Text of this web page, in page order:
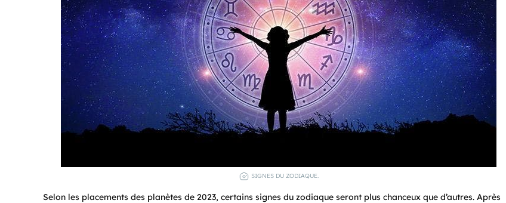
SIGNES DU ZODIAQUE.
Selon les placements des planètes de 2023, certains signes du zodiaque seront plus chanceux que d’autres. Après